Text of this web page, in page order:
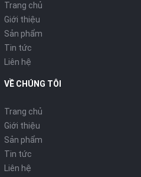
Trang chủ
Giới thiệu
Sản phẩm
Tin tức
Liên hệ
VỀ CHÚNG TÔI
Trang chủ
Giới thiệu
Sản phẩm
Tin tức
Liên hệ